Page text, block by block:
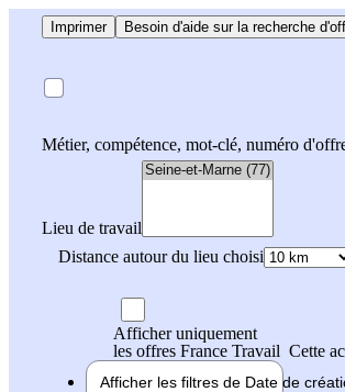
Imprimer Besoin d'aide sur la recherche
Métier, compétence, mot-clé, numéro
Lieu de travail
Distance autour du lieu choisi
Afficher uniquement
les offres France Travail Cette
Afficher les filtres de Date de